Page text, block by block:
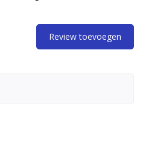
Review toevoegen